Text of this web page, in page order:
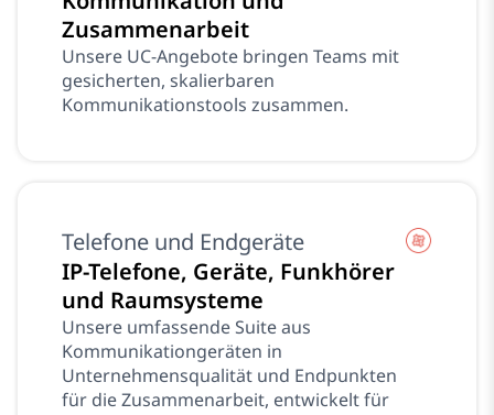
Zusammenarbeit
Unsere UC-Angebote bringen Teams mit
gesicherten, skalierbaren
Kommunikationstools zusammen.
Telefone und Endgeräte
IP-Telefone, Geräte, Funkhörer
und Raumsysteme
Unsere umfassende Suite aus
Kommunikationgeräten in
Unternehmensqualität und Endpunkten
für die Zusammenarbeit, entwickelt für